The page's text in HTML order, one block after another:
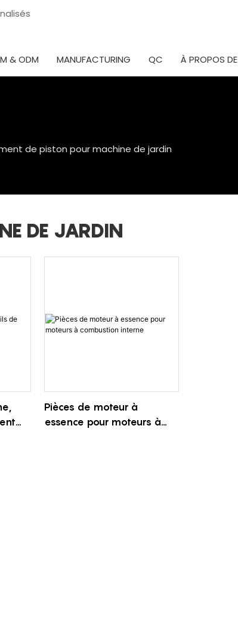
& ODM MANUFACTURING QC À PROPOS DE
de piston pour machine de jardin
DE JARDIN
Pièces de moteur à
essence pour moteurs à